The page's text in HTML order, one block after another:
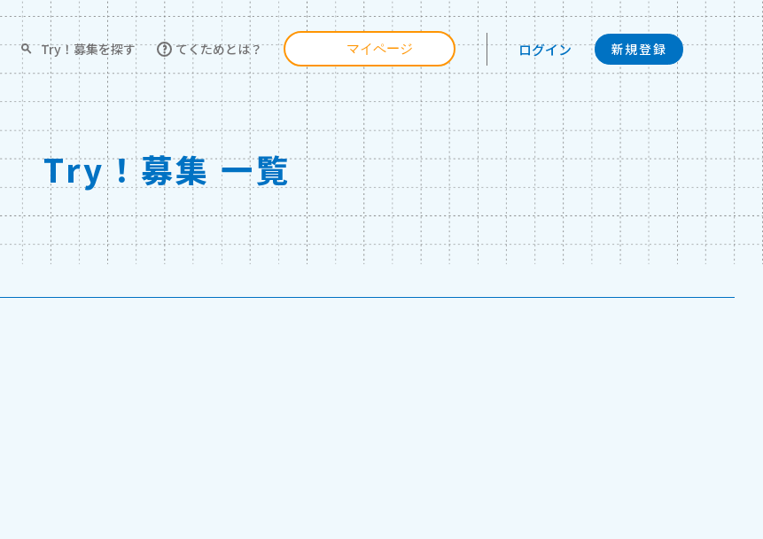
Try！募集を探す てくためとは？ マイページ ログイン 新規登録
Try！募集 一覧